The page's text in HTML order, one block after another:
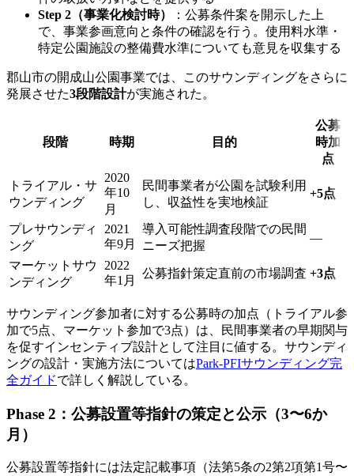
Step 2（事業化検討時）
：公募条件案を開示した上
で、事業参画意向と条件の確認を行う。使用料水準・
特定公園施設の整備費水準についても意見を収集する
郡山市の開成山公園事業では、このサウンディングをさらに
発展させた3段階設計が実施された。
段階 時期 目的
公募
時加
点
トライアル・サ
ウンディング
2020
年10
月
民間事業者が公園を試験利用
し、収益性を実地検証
+5点
プレサウンディ
ング
2021
年9月
導入可能性調査段階での民間
ニーズ把握
—
マーケットサウ
ンディング
2022
年1月
公募指針策定直前の市場調査 +3点
サウンディング参加者に対する公募時の加点（トライアル参
加で5点、マーケット参加で3点）は、民間事業者の早期関与
を促すインセンティブ設計として注目に値する。サウンディ
ングの設計・実施方法についてはPark-PFIサウンディング完
全ガイドで詳しく解説している。
Phase 2：公募設置等指針の策定と公示（3〜6か
月）
公募設置等指針には法定記載事項（法第5条の2第2項第1号〜